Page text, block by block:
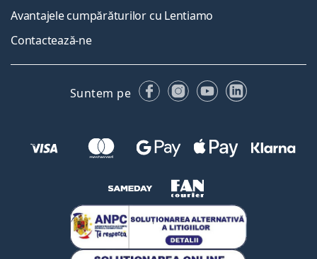
Avantajele cumpărăturilor cu Lentiamo
Contactează-ne
Suntem pe FacebookInstagram
YouTubeLinkedIn